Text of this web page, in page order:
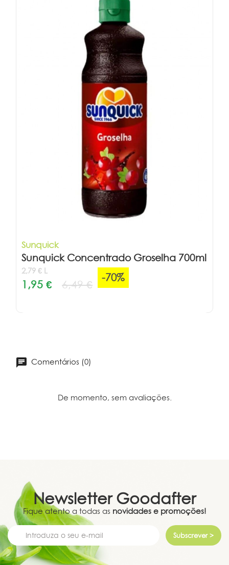
Sunquick
Sunquick Concentrado Groselha 700ml
2,79 € L
1,95 € 6,49 €
-70%
Comentários (0)
De momento, sem avaliações.
Newsletter Goodafter
Fique atento a todas as novidades e promoções!
Subscrever >